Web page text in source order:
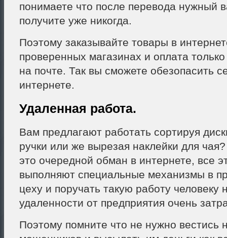
понимаете что после перевода нужный
получите уже никогда.
Поэтому заказывайте товары в
проверенных магазинах и оплата
на почте. Так вы сможете обезопасить
интернете.
Удаленная работа.
Вам предлагают работать сортируя
ручки или же вырезая наклейки для
это очередной обман в интернете, все
выполняют специальные механизмы в
цеху и поручать такую работу человеку
удаленности от предприятия очень
Поэтому помните что не нужно вестись